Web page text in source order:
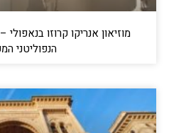
מוזיאון אנריקו קרוזו
הנפוליטני